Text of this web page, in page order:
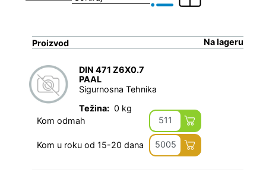
Proizvod Na lageru
DIN 471 Z6X0.7
PAAL
Sigurnosna Tehnika
Težina: 0 kg
Kom odmah
511
Kom u roku od 15-20 dana 5005